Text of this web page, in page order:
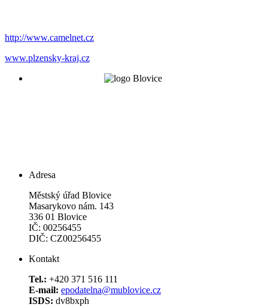
http://www.camelnet.cz
www.plzensky-kraj.cz
Adresa
Městský úřad Blovice
Masarykovo nám. 143
336 01 Blovice
IČ: 00256455
DIČ: CZ00256455
Kontakt
Tel.: +420 371 516 111
E-mail: epodatelna@mublovice.cz
ISDS: dv8bxph